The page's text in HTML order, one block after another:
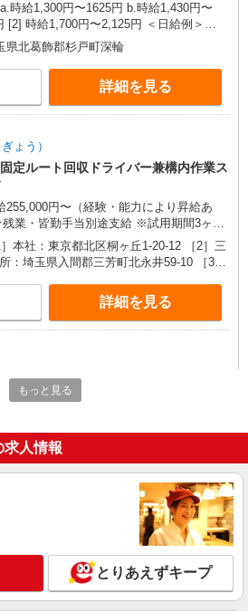
時給1,300円〜1625円 b.時給1,430円〜
（時給1,700円×8h） ＜月給例＞299,200
円×8h×22日） ※経験・能力・時間
県北葛飾郡杉戸町深輪
詳細を見る
ょう）
定ルート回収ドライバー兼構内作業ス
255,000円〜（経験・能力により昇給あ
業・皆勤手当別途支給 ※試用期間3ヶ月
例は備考をご覧ください★
許手当別途支給≫ ・大型免許（1.5万
型免許（1万円） ・フォークリフト免許
25歳、入社1年
給255,000円＋残業45時間93,750円＋皆
円＋大型・フォーク免許手当20,000
］本社：東京都北区桐ヶ丘1-20-12 ［2］三
：埼玉県入間郡三芳町北永井59-10 ［3］
所：埼玉県戸田市笹目8-15-30 ［5］騎西営
玉県加須市戸崎309-1 ［6］川越営業
県川越市芳野台2-8-42 ※川越工業団地内
ク通勤OK [1]はバイク・自転車通勤OK
詳細を見る
クリフトを使用した食品の倉庫内作業
257,050円〜325,000円（経験・能力によ
は別途支給 ※研修期間3ヵ月は時給1,200
県加須市鴻茎1110
詳細を見る
リサイクル工場でのオペレーター
27万〜32万円（手当込）＋残業代全額支
・資格・能力によって異なる ※家族・住
もっと見る
求人情報
とりあえずキープ